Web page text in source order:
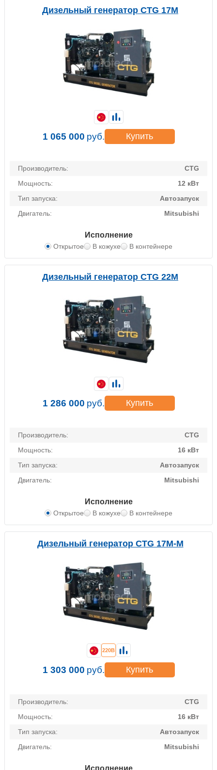
Дизельный генератор CTG 17M
Производитель:
CTG
Мощность:
12 кВт
Тип запуска:
Автозапуск
Двигатель:
Mitsubishi
Исполнение
Открытое В кожухе В контейнере
1 065 000 руб. Купить
Дизельный генератор CTG 22M
Производитель:
CTG
Мощность:
16 кВт
Тип запуска:
Автозапуск
Двигатель:
Mitsubishi
Исполнение
Открытое В кожухе В контейнере
1 286 000 руб. Купить
Дизельный генератор CTG 17M-M
Производитель:
CTG
Мощность:
16 кВт
Тип запуска:
Автозапуск
Двигатель:
Mitsubishi
220В
1 303 000 руб. Купить